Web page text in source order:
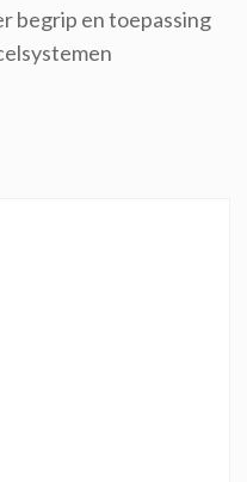
begrip en toepassing